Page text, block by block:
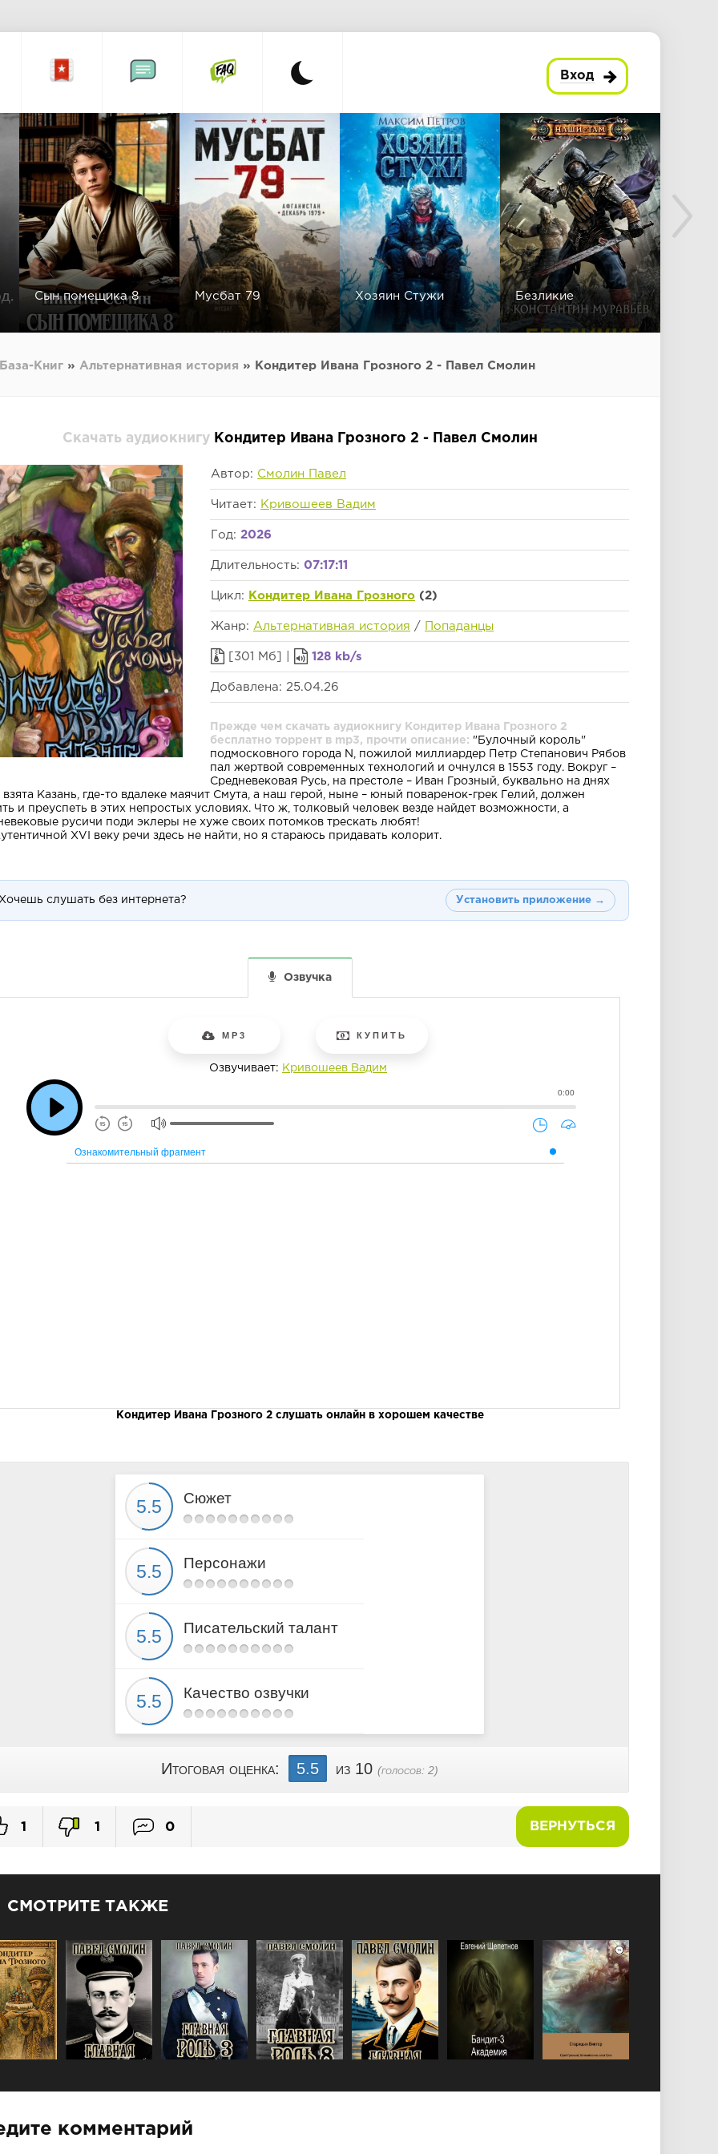
Вход
Сын помещика 8 Мусбат 79 Хозяин Стужи Безликие
База-Книг » Альтернативная история » Кондитер Ивана Грозного 2 - Павел Смолин
Скачать аудиокнигу Кондитер Ивана Грозного 2 - Павел Смолин
Автор: Смолин Павел
Читает: Кривошеев Вадим
Год: 2026
Длительность: 07:17:11
Цикл: Кондитер Ивана Грозного (2)
Жанр: Альтернативная история / Попаданцы
[301 Мб] | 128 kb/s
Добавлена: 25.04.26
Прежде чем скачать аудиокнигу Кондитер Ивана Грозного 2
бесплатно торрент в mp3, прочти описание: "Булочный король"
подмосковного города N, пожилой миллиардер Петр Степанович Рябов
пал жертвой современных технологий и очнулся в 1553 году. Вокруг –
Средневековая Русь, на престоле – Иван Грозный, буквально на днях
Казань, где-то вдалеке маячит Смута, а наш герой, ныне – юный поваренок-грек Гелий, должен
и преуспеть в этих непростых условиях. Что ж, толковый человек везде найдет возможности, а
русичи поди эклеры не хуже своих потомков трескать любят!
XVI веку речи здесь не найти, но я стараюсь придавать колорит.
слушать без интернета? Установить приложение →
Озвучка
MP3 КУПИТЬ
Озвучивает: Кривошеев Вадим
0:00
Ознакомительный фрагмент
Кондитер Ивана Грозного 2 слушать онлайн в хорошем качестве
Сюжет
Персонажи
Писательский талант
Качество озвучки
Итоговая оценка: 5.5 из 10 (голосов: 2)
ВЕРНУТЬСЯ
1 1 0
СМОТРИТЕ ТАКЖЕ
комментарий